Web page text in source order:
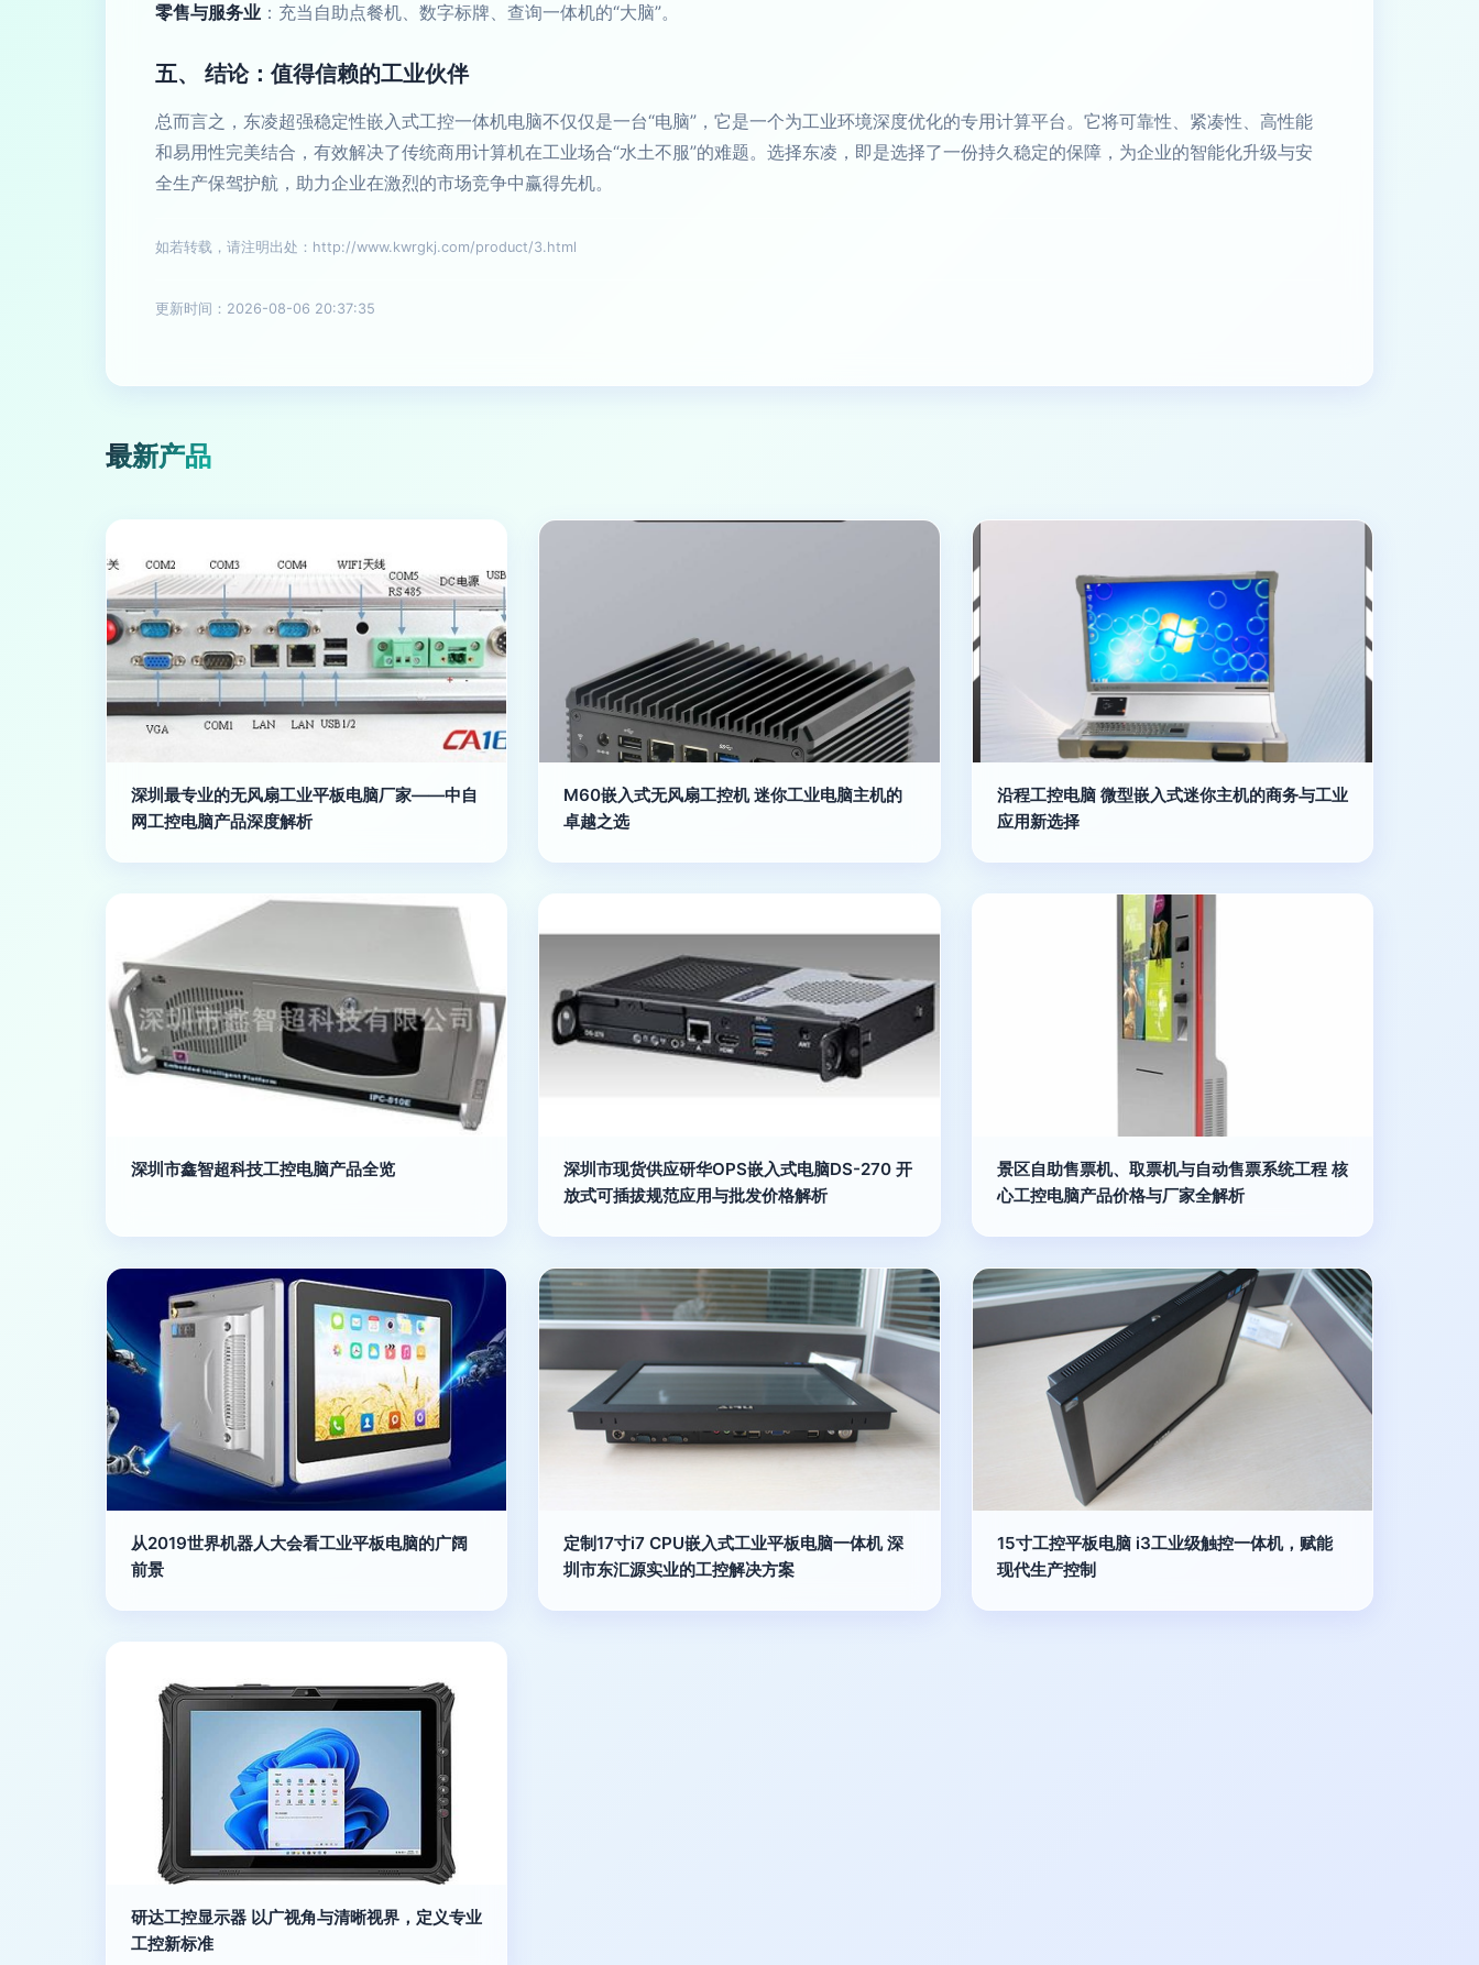
零售与服务业 ：充当自助点餐机、数字标牌、查询一体机的“大脑”。
五、 结论：值得信赖的工业伙伴
总而言之，东凌超强稳定性嵌入式工控一体机电脑不仅仅是一台“电脑”，它是一个为工业环境深度优化的专用计算平台。它将可靠性、紧凑性、高性能
和易用性完美结合，有效解决了传统商用计算机在工业场合“水土不服”的难题。选择东凌，即是选择了一份持久稳定的保障，为企业的智能化升级与安
全生产保驾护航，助力企业在激烈的市场竞争中赢得先机。
如若转载，请注明出处：http://www.kwrgkj.com/product/3.html
更新时间：2026-08-06 20:37:35
最新产品
深圳最专业的无风扇工业平板电脑厂家——中自
网工控电脑产品深度解析
M60嵌入式无风扇工控机 迷你工业电脑主机的
卓越之选
沿程工控电脑 微型嵌入式迷你主机的商务与工业
应用新选择
深圳市鑫智超科技工控电脑产品全览
深圳市现货供应研华OPS嵌入式电脑DS-270 开
放式可插拔规范应用与批发价格解析
景区自助售票机、取票机与自动售票系统工程 核
心工控电脑产品价格与厂家全解析
从2019世界机器人大会看工业平板电脑的广阔
前景
定制17寸i7 CPU嵌入式工业平板电脑一体机 深
圳市东汇源实业的工控解决方案
15寸工控平板电脑 i3工业级触控一体机，赋能
现代生产控制
研达工控显示器 以广视角与清晰视界，定义专业
工控新标准